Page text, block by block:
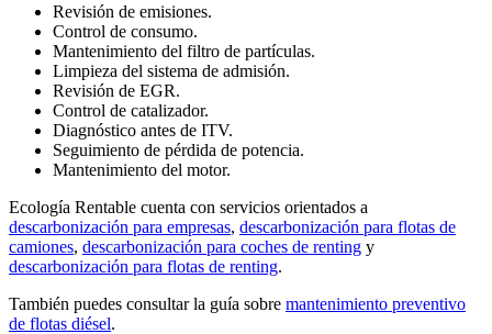
Revisión de emisiones.
Control de consumo.
Mantenimiento del filtro de partículas.
Limpieza del sistema de admisión.
Revisión de EGR.
Control de catalizador.
Diagnóstico antes de ITV.
Seguimiento de pérdida de potencia.
Mantenimiento del motor.
Ecología Rentable cuenta con servicios orientados a
descarbonización para empresas, descarbonización para flotas de
camiones, descarbonización para coches de renting y
descarbonización para flotas de renting.
También puedes consultar la guía sobre mantenimiento preventivo
de flotas diésel.